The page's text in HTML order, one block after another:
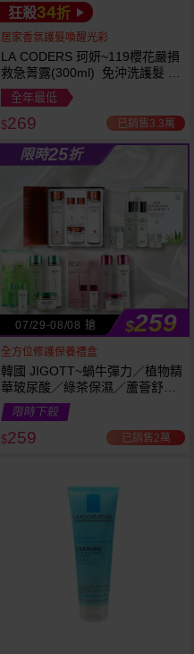
狂殺34折
居家香氛護髮喚醒光彩
LA CODERS 珂妍~119櫻花嚴損
救急菁露(300ml) 免沖洗護髮 蕾
舒法克
全年最低
$269 已銷售3.3萬
限時25折
07/29-08/08 搶 $259
全方位修護保養禮盒
韓國 JIGOTT~蝸牛彈力／植物精
華玻尿酸／綠茶保濕／蘆薈舒緩
修復 禮盒(5件組) 款式可選 化妝
水+乳液+面霜
限時下殺
$259 已銷售2萬